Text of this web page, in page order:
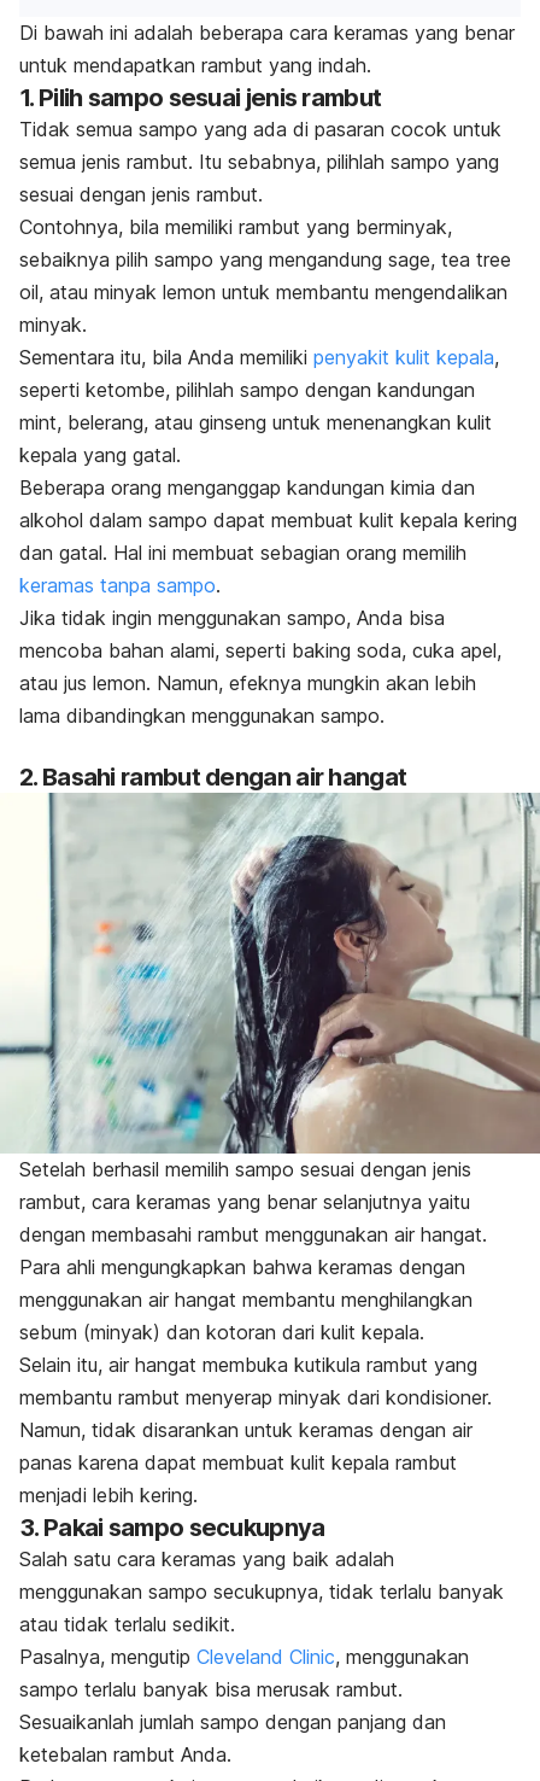
Di bawah ini adalah beberapa cara keramas yang benar
untuk mendapatkan rambut yang indah.
1. Pilih sampo sesuai jenis rambut
Tidak semua sampo yang ada di pasaran cocok untuk
semua jenis rambut. Itu sebabnya, pilihlah sampo yang
sesuai dengan jenis rambut.
Contohnya, bila memiliki rambut yang berminyak,
sebaiknya pilih sampo yang mengandung sage, tea tree
oil, atau minyak lemon untuk membantu mengendalikan
minyak.
Sementara itu, bila Anda memiliki penyakit kulit kepala,
seperti ketombe, pilihlah sampo dengan kandungan
mint, belerang, atau ginseng untuk menenangkan kulit
kepala yang gatal.
Beberapa orang menganggap kandungan kimia dan
alkohol dalam sampo dapat membuat kulit kepala kering
dan gatal. Hal ini membuat sebagian orang memilih
keramas tanpa sampo.
Jika tidak ingin menggunakan sampo, Anda bisa
mencoba bahan alami, seperti baking soda, cuka apel,
atau jus lemon. Namun, efeknya mungkin akan lebih
lama dibandingkan menggunakan sampo.
2. Basahi rambut dengan air hangat
Setelah berhasil memilih sampo sesuai dengan jenis
rambut, cara keramas yang benar selanjutnya yaitu
dengan membasahi rambut menggunakan air hangat.
Para ahli mengungkapkan bahwa keramas dengan
menggunakan air hangat membantu menghilangkan
sebum (minyak) dan kotoran dari kulit kepala.
Selain itu, air hangat membuka kutikula rambut yang
membantu rambut menyerap minyak dari kondisioner.
Namun, tidak disarankan untuk keramas dengan air
panas karena dapat membuat kulit kepala rambut
menjadi lebih kering.
3. Pakai sampo secukupnya
Salah satu cara keramas yang baik adalah
menggunakan sampo secukupnya, tidak terlalu banyak
atau tidak terlalu sedikit.
Pasalnya, mengutip Cleveland Clinic, menggunakan
sampo terlalu banyak bisa merusak rambut.
Sesuaikanlah jumlah sampo dengan panjang dan
ketebalan rambut Anda.